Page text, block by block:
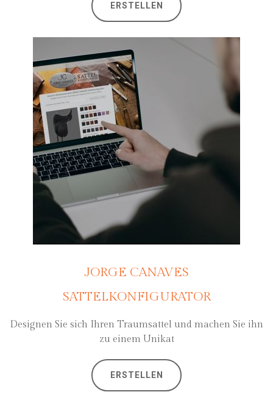
ERSTELLEN
JORGE CANAVES
SATTELKONFIGURATOR
Designen Sie sich Ihren Traumsattel und machen Sie ihn
zu einem Unikat
ERSTELLEN